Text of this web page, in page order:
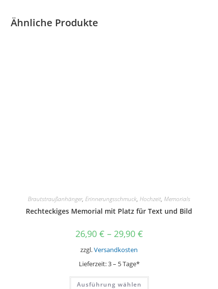
Ähnliche Produkte
Brautstraußanhänger, Erinnerungsschmuck, Hochzeit, Memorials
Rechteckiges Memorial mit Platz für Text und Bild
26,90 € – 29,90 €
zzgl.Versandkosten
Lieferzeit:3 – 5 Tage*
Ausführung wählen
Dieses